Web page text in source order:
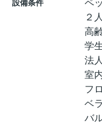
設備条件
ペ
２
高
学
法
室
フ
ベ
バ